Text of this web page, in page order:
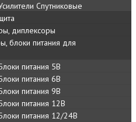
Спутниковые
диплексоры
блоки питания для
питания 5В
питания 6В
питания 9В
питания 12В
питания 12/24В